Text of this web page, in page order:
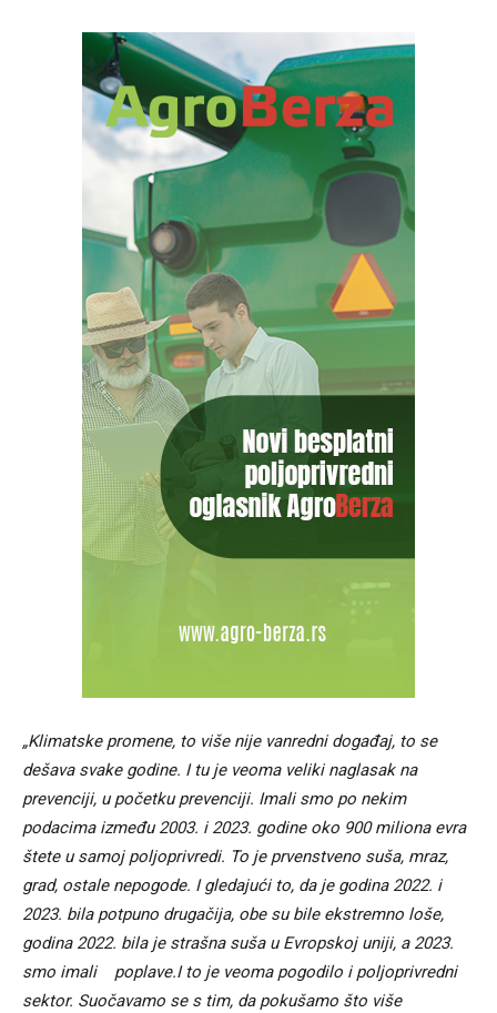
„Klimatske promene, to više nije vanredni događaj, to se
dešava svake godine. I tu je veoma veliki naglasak na
prevenciji, u početku prevenciji. Imali smo po nekim
podacima između 2003. i 2023. godine oko 900 miliona evra
štete u samoj poljoprivredi. To je prvenstveno suša, mraz,
grad, ostale nepogode. I gledajući to, da je godina 2022. i
2023. bila potpuno drugačija, obe su bile ekstremno loše,
godina 2022. bila je strašna suša u Evropskoj uniji, a 2023.
smo imali poplave.I to je veoma pogodilo i poljoprivredni
sektor. Suočavamo se s tim, da pokušamo što više